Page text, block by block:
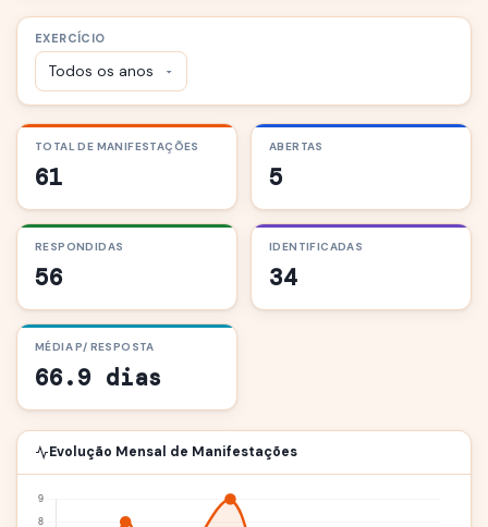
EXERCÍCIO
TOTAL DE MANIFESTAÇÕES
61
ABERTAS
5
RESPONDIDAS
56
IDENTIFICADAS
34
MÉDIA P/ RESPOSTA
66.9 dias
Evolução Mensal de Manifestações